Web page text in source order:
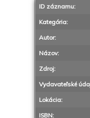
ID záznamu:
Kategória:
Autor:
Názov:
Zdroj:
Vydavateľské
Lokácia:
ISBN: